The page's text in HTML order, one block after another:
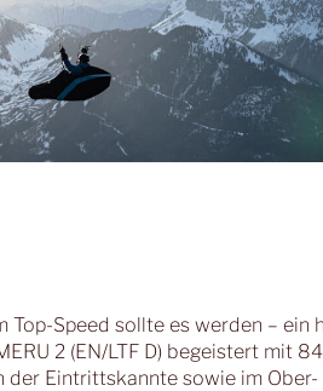
Top-Speed sollte es werden –
2 (EN/LTF D) begeistert mit
Eintrittskannte sowie im